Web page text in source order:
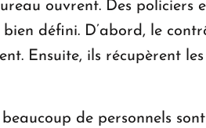
ouvrent. Des
défini. D’abord, le
Ensuite, ils récupèrent
de personnels